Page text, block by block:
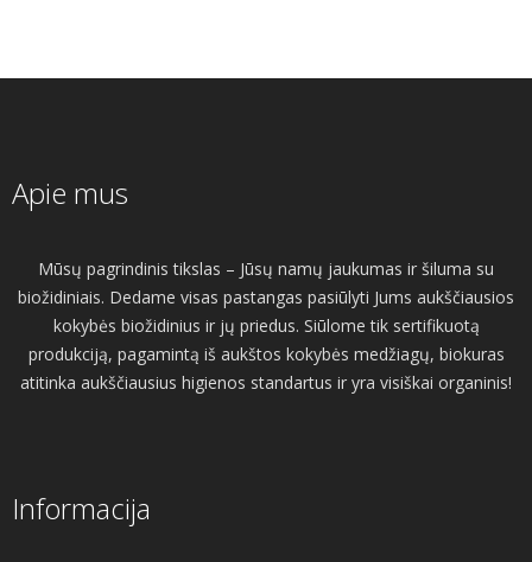
Apie mus
Mūsų pagrindinis tikslas – Jūsų namų jaukumas ir šiluma su
biožidiniais. Dedame visas pastangas pasiūlyti Jums aukščiausios
kokybės biožidinius ir jų priedus. Siūlome tik sertifikuotą
produkciją, pagamintą iš aukštos kokybės medžiagų, biokuras
atitinka aukščiausius higienos standartus ir yra visiškai organinis!
Informacija